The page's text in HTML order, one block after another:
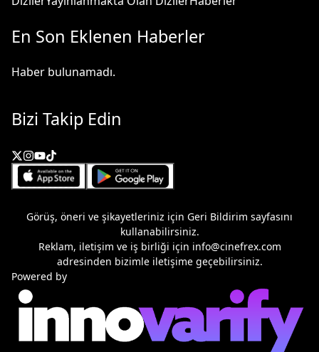
En Son Eklenen Haberler
Haber bulunamadı.
Bizi Takip Edin
Görüş, öneri ve şikayetleriniz için Geri Bildirim sayfasını
kullanabilirsiniz.
Reklam, iletişim ve iş birliği için info@cinefrex.com
adresinden bizimle iletişime geçebilirsiniz.
Powered by